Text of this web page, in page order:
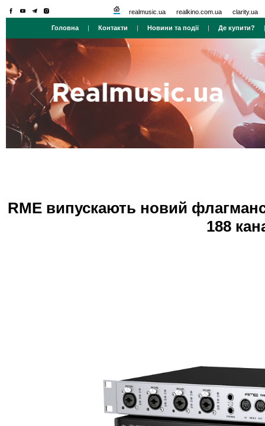
realmusic.ua realkino.com.ua clarity.ua
Головна | Контакти | Новини та події| Де купити?
RME випускають новий
188